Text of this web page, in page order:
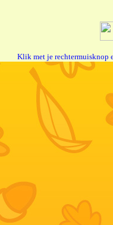
Klik met je rechtermuisknop